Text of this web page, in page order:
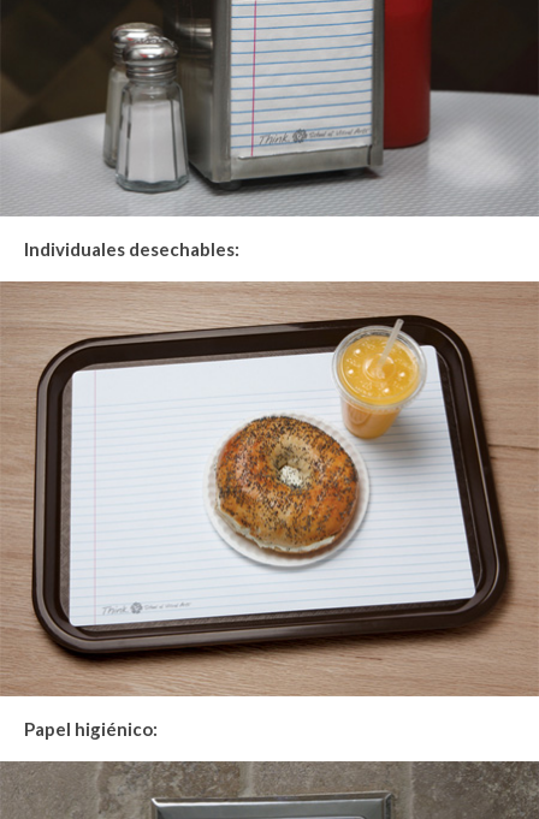
Individuales desechables:
Papel higiénico: